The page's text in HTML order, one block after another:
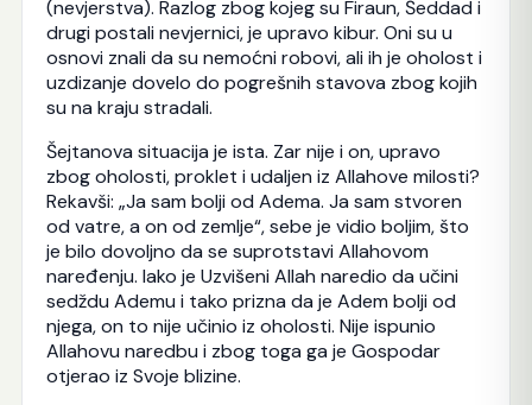
(nevjerstva). Razlog zbog kojeg su Firaun, Šeddad i
drugi postali nevjernici, je upravo kibur. Oni su u
osnovi znali da su nemoćni robovi, ali ih je oholost i
uzdizanje dovelo do pogrešnih stavova zbog kojih
su na kraju stradali.
Šejtanova situacija je ista. Zar nije i on, upravo
zbog oholosti, proklet i udaljen iz Allahove milosti?
Rekavši: „Ja sam bolji od Adema. Ja sam stvoren
od vatre, a on od zemlje“, sebe je vidio boljim, što
je bilo dovoljno da se suprotstavi Allahovom
naređenju. Iako je Uzvišeni Allah naredio da učini
sedždu Ademu i tako prizna da je Adem bolji od
njega, on to nije učinio iz oholosti. Nije ispunio
Allahovu naredbu i zbog toga ga je Gospodar
otjerao iz Svoje blizine.